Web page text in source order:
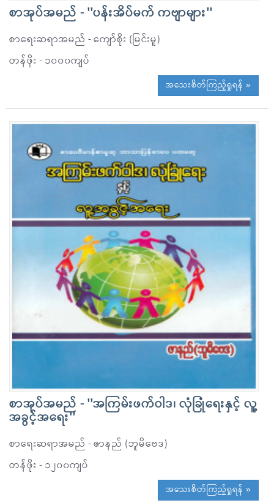
စာအုပ်အမည် - ''ပန်းအိပ်မက် ကဗျာများ''
စာရေးဆရာအမည် - ကျော်စိုး (မြင်းမူ)
တန်ဖိုး - ၁၀၀၀ကျပ်
အသေးစိတ်ကြည့်ရှုရန် »
စာအုပ်အမည် - ''အကြမ်းဖက်ဝါဒ၊ လုံခြုံရေးနှင့် လူ့
အခွင့်အရေး''
စာရေးဆရာအမည် - ဇာနည် (ဘူမိဗေဒ)
တန်ဖိုး - ၁၂၀၀ကျပ်
အသေးစိတ်ကြည့်ရှုရန် »